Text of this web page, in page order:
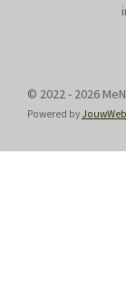
© 2022 - 2026
Powered by JouwWeb